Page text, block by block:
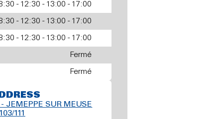
- 12:30 - 13:00 - 17:00
- 12:30 - 13:00 - 17:00
- 12:30 - 13:00 - 17:00
Fermé
Fermé
JEMEPPE SUR MEUSE
111